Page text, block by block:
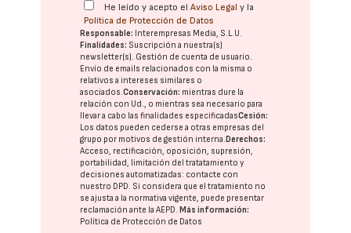
He leído y acepto elAviso Legal y la
Política de Protección de Datos
Responsable: Interempresas Media, S.L.U.
Finalidades: Suscripción a nuestra(s)
newsletter(s). Gestión de cuenta de usuario.
Envío de emails relacionados con la misma o
relativos a intereses similares o
asociados.Conservación: mientras dure la
relación con Ud., o mientras sea necesario para
llevar a cabo las finalidades especificadasCesión:
Los datos pueden cederse a otras empresas del
grupo por motivos de gestión interna.Derechos:
Acceso, rectificación, oposición, supresión,
portabilidad, limitación del tratatamiento y
decisiones automatizadas: contacte con
nuestro DPD. Si considera que el tratamiento no
se ajusta a la normativa vigente, puede presentar
reclamación ante laAEPD.Más información:
Política de Protección de Datos